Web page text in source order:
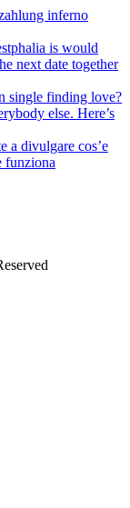
inferno
is would
next date together
single finding love?
else. Here’s
a divulgare cos’e
funziona